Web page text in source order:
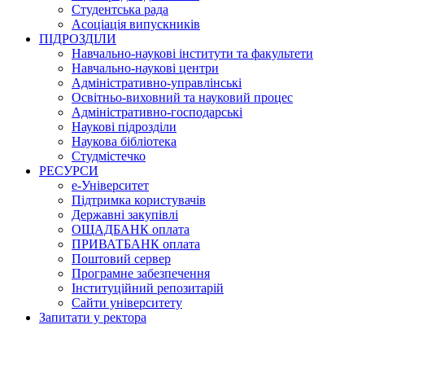
Студентська рада
Асоціація випускників
ПІДРОЗДІЛИ
Навчально-наукові інститути та факультети
Навчально-наукові центри
Адміністративно-управлінські
Освітньо-виховний та науковий процес
Адміністративно-господарські
Наукові підрозділи
Наукова бібліотека
Студмістечко
РЕСУРСИ
е-Університет
Підтримка користувачів
Державні закупівлі
ОЩАДБАНК оплата
ПРИВАТБАНК оплата
Поштовий сервер
Програмне забезпечення
Інституційний репозитарій
Сайти університету
Запитати у ректора